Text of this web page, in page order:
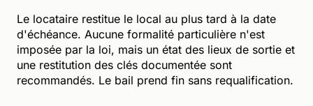
Le locataire restitue le local au plus tard à la date
d'échéance. Aucune formalité particulière n'est
imposée par la loi, mais un état des lieux de sortie et
une restitution des clés documentée sont
recommandés. Le bail prend fin sans requalification.